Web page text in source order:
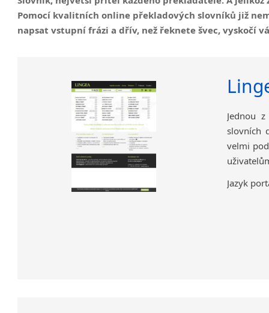
Pomocí kvalitních online překladových slovníků již
napsat vstupní frázi a dřív, než řeknete švec, vyskočí
Jednou
slovních
velmi
Jazyk